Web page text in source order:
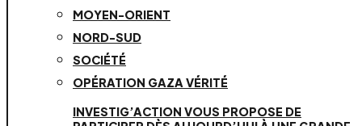
MOYEN-ORIENT
NORD-SUD
SOCIÉTÉ
OPÉRATION GAZA VÉRITÉ
INVESTIG’ACTION VOUS PROPOSE DE